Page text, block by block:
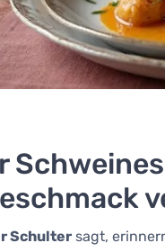
Schulter sagt,